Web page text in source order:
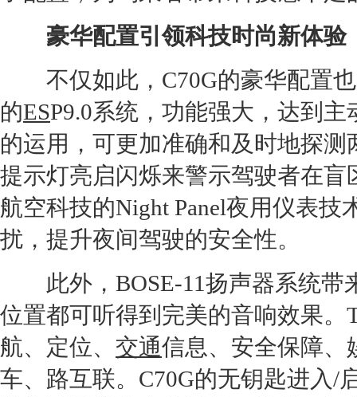
豪华配置引领科技时尚新体验
不仅如此， C70G的豪华配置
的ESP9.0系统，功能强大，达到
的运用，可更加准确和及时地探
提示灯亮启闪烁来警示驾驶者在
航空科技的Night Panel夜用仪表
扰，提升夜间驾驶的安全性。
此外，BOSE-11扬声器系统带
位置都可听得到完美的音响效果。
航、定位、 交通信息、安全保障、
车、路互联。 C70G的无钥匙进入/